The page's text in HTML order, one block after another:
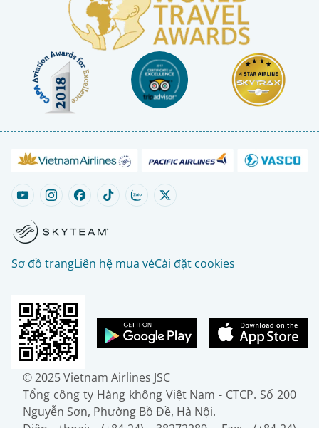
Sơ đồ trangLiên hệ mua véCài đặt cookies
© 2025 Vietnam Airlines JSC
Tổng công ty Hàng không Việt Nam - CTCP. Số 200
Nguyễn Sơn, Phường Bồ Đề, Hà Nội.